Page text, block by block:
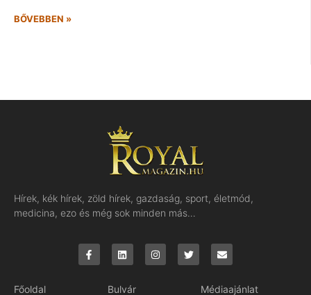
BŐVEBBEN »
Hírek, kék hírek, zöld hírek, gazdaság, sport, életmód,
medicina, ezo és még sok minden más…
Főoldal Bulvár Médiaajánlat